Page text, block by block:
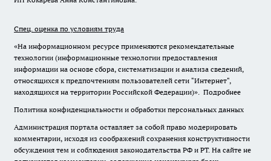
Спец. оценка по условиям труда
«На информационном ресурсе применяются рекомендательные
технологии (информационные технологии предоставления
информации на основе сбора, систематизации и анализа сведений,
относящихся к предпочтениям пользователей сети "Интернет",
находящихся на территории Российской Федерации)». Подробнее
Политика конфиденциальности и обработки персональных данных
Администрация портала оставляет за собой право модерировать
комментарии, исходя из соображений сохранения конструктивности
обсуждения тем и соблюдения законодательства РФ и РТ. На сайте не